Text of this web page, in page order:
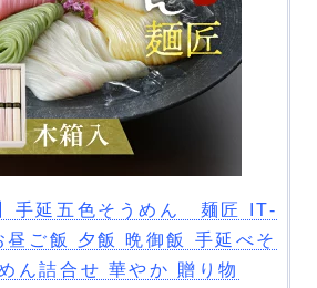
】手延五色そうめん 麺匠 IT-
昼ご飯 夕飯 晩御飯 手延べそ
ん詰合せ 華やか 贈り物